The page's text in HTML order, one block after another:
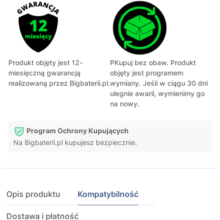
Produkt objęty jest 12-
miesięczną gwarancją
realizowaną przez Bigbaterii.pl.
PKupuj bez obaw. Produkt
objęty jest programem
wymiany. Jeśli w ciągu 30 dni
ulegnie awarii, wymienimy go
na nowy.
Program Ochrony Kupujących
Na Bigbaterii.pl kupujesz bezpiecznie.
Opis produktu Kompatybilność
Dostawa i płatność